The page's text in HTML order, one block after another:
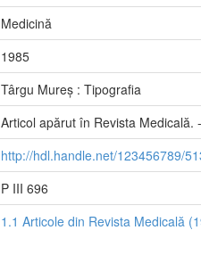
Medicină
1985
Târgu Mureș : Tipografia
Articol apărut în Revista
http://hdl.handle.net/123456789/
P III 696
1.1 Articole din Revista Medicală